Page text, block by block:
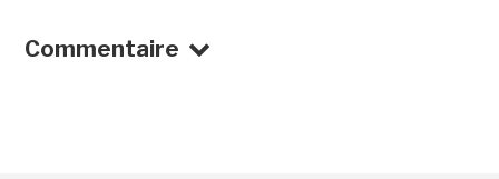
Commentaire